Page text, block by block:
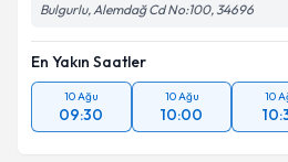
Bulgurlu, Alemdağ Cd No:100, 34696
En Yakın Saatler
10 Ağu
09:30
10 Ağu
10:00
10